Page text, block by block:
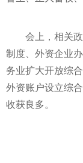
会上，相关
制度、外资企业
务业扩大开放综
外资账户设立综
收获良多。